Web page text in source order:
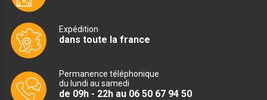
PROFONDEUR 400 INOX
RÉFRIGÉRATEUR
Expédition
dans toute la france
Permanence téléphonique
du lundi au samedi
de 09h - 22h au 06 50 67 94 50